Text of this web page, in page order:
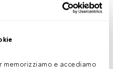
memorizziamo e accediamo